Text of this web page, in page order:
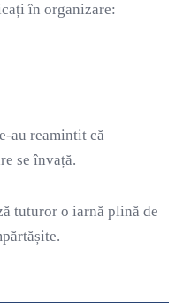
în organizare:
au reamintit că
se învață.
tuturor o iarnă plină de